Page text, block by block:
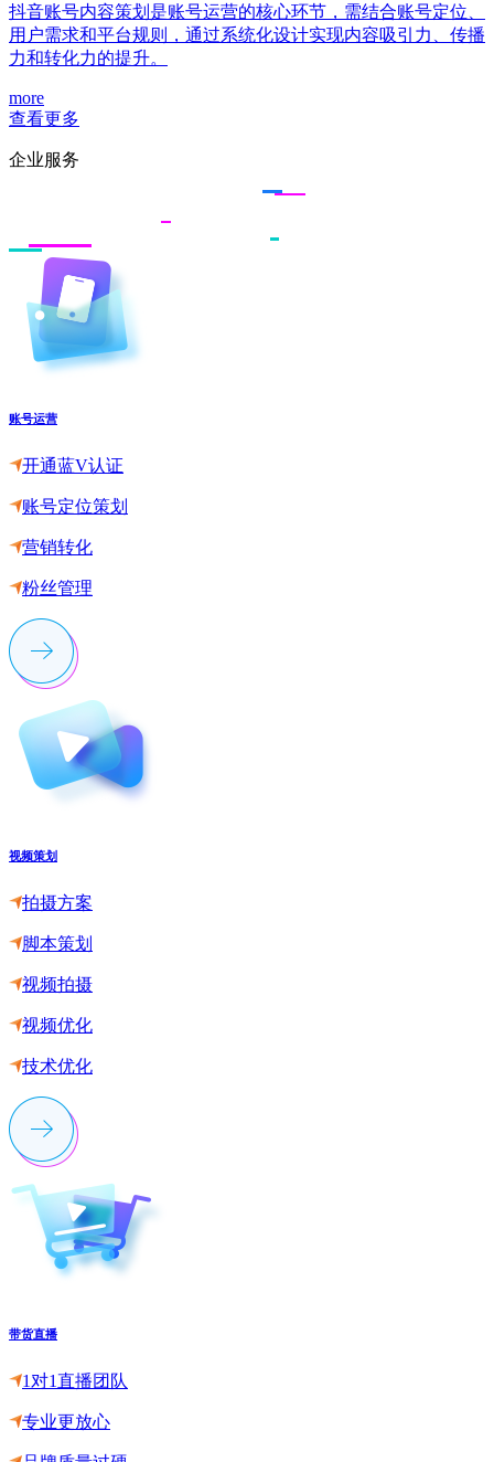
抖音账号内容策划是账号运营的核心环节，需结合账号定位、
用户需求和平台规则，通过系统化设计实现内容吸引力、传播
力和转化力的提升。
more
查看更多
企业服务
账号运营
开通蓝V认证
账号定位策划
营销转化
粉丝管理
视频策划
拍摄方案
脚本策划
视频拍摄
视频优化
技术优化
带货直播
1对1直播团队
专业更放心